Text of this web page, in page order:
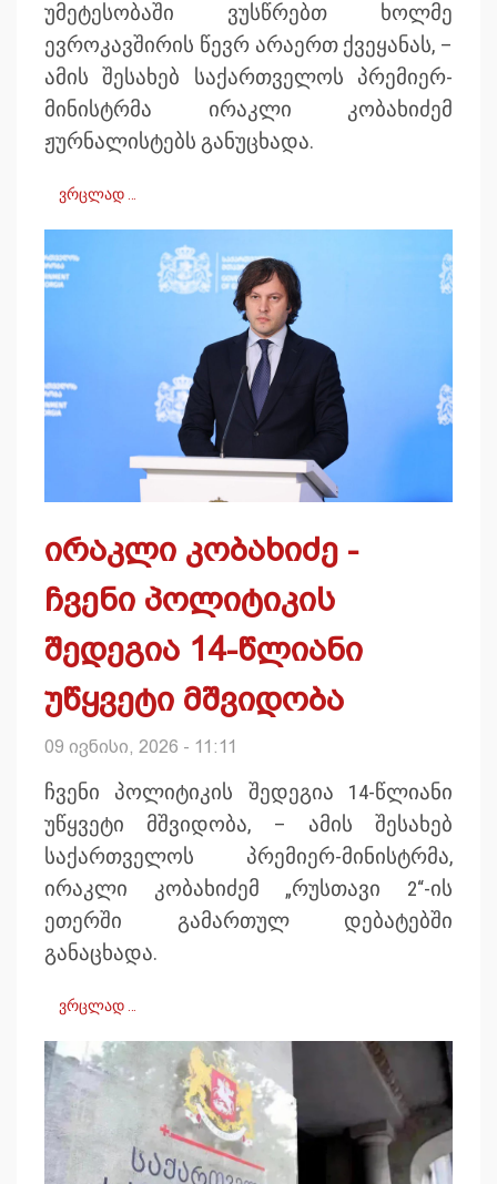
უმეტესობაში ვუსწრებთ ხოლმე
ევროკავშირის წევრ არაერთ ქვეყანას, –
ამის შესახებ საქართველოს პრემიერ-
მინისტრმა ირაკლი კობახიძემ
ჟურნალისტებს განუცხადა.
ვრცლად …
ირაკლი კობახიძე -
ჩვენი პოლიტიკის
შედეგია 14-წლიანი
უწყვეტი მშვიდობა
09 ივნისი, 2026 - 11:11
ჩვენი პოლიტიკის შედეგია 14-წლიანი
უწყვეტი მშვიდობა, – ამის შესახებ
საქართველოს პრემიერ-მინისტრმა,
ირაკლი კობახიძემ „რუსთავი 2“-ის
ეთერში გამართულ დებატებში
განაცხადა.
ვრცლად …